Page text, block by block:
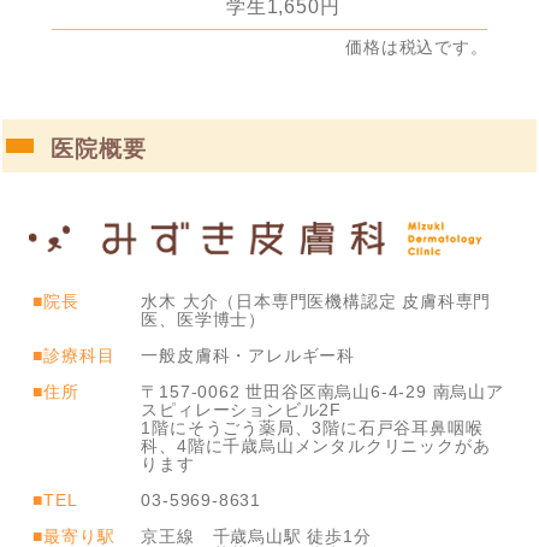
学生1,650円
価格は税込です。
医院概要
■院長
水木 大介（日本専門医機構認定 皮膚科専門
医、医学博士）
■診療科目
一般皮膚科・アレルギー科
■住所
〒157-0062 世田谷区南烏山6-4-29 南烏山ア
スピィレーションビル2F
1階にそうごう薬局、3階に石戸谷耳鼻咽喉
科、4階に千歳烏山メンタルクリニックがあ
ります
■TEL
03-5969-8631
■最寄り駅
京王線 千歳烏山駅 徒歩1分